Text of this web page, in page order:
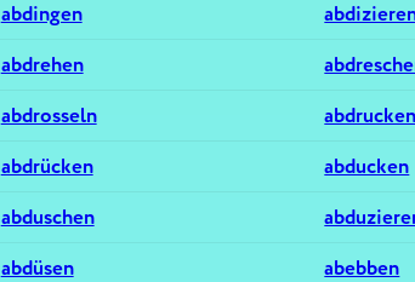
abdingen
abdrehen
abdrosseln
abdrucken
abdrücken
abducken
abduschen
abdüsen
abebben